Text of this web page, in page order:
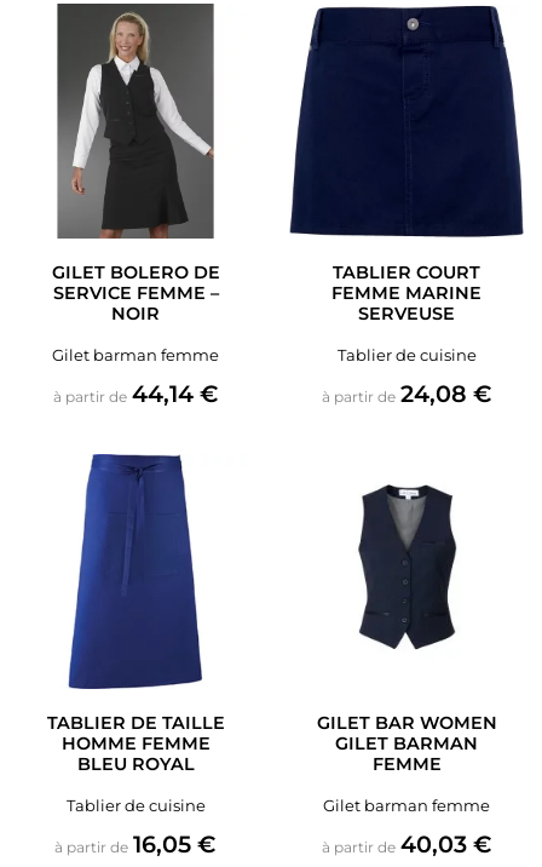
GILET BOLERO DE
SERVICE FEMME –
NOIR
Gilet barman femme
à partir de Prix
44,14 €
TABLIER COURT
FEMME MARINE
SERVEUSE
Tablier de cuisine
à partir de Prix
24,08 €
TABLIER DE TAILLE
HOMME FEMME
BLEU ROYAL
Tablier de cuisine
à partir de Prix
16,05 €
GILET BAR WOMEN
GILET BARMAN
FEMME
Gilet barman femme
à partir de Prix
40,03 €